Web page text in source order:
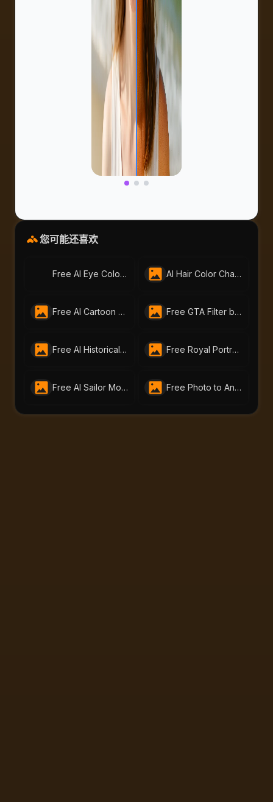
您可能还喜欢
Free AI Eye Color Changer – Change Eye Color Online | AI-Portraits.org AI Hair Color Changer: Transform Your Look Instantly
Free AI Cartoon Generator by AI-Portraits.org – Turn Photos & Text into Cartoons Free GTA Filter by Bylo.AI | Turn Photos Into GTA Art Online
Free AI Historical Portrait Generator Free Royal Portrait Generator | Create AI Royal Art Online with AI-Portraits.org
Free AI Sailor Moon Filter | Create Anime Portraits with AI-Portraits.org Free Photo to Anime Tool – Create Stunning Anime Art with AI Portraits